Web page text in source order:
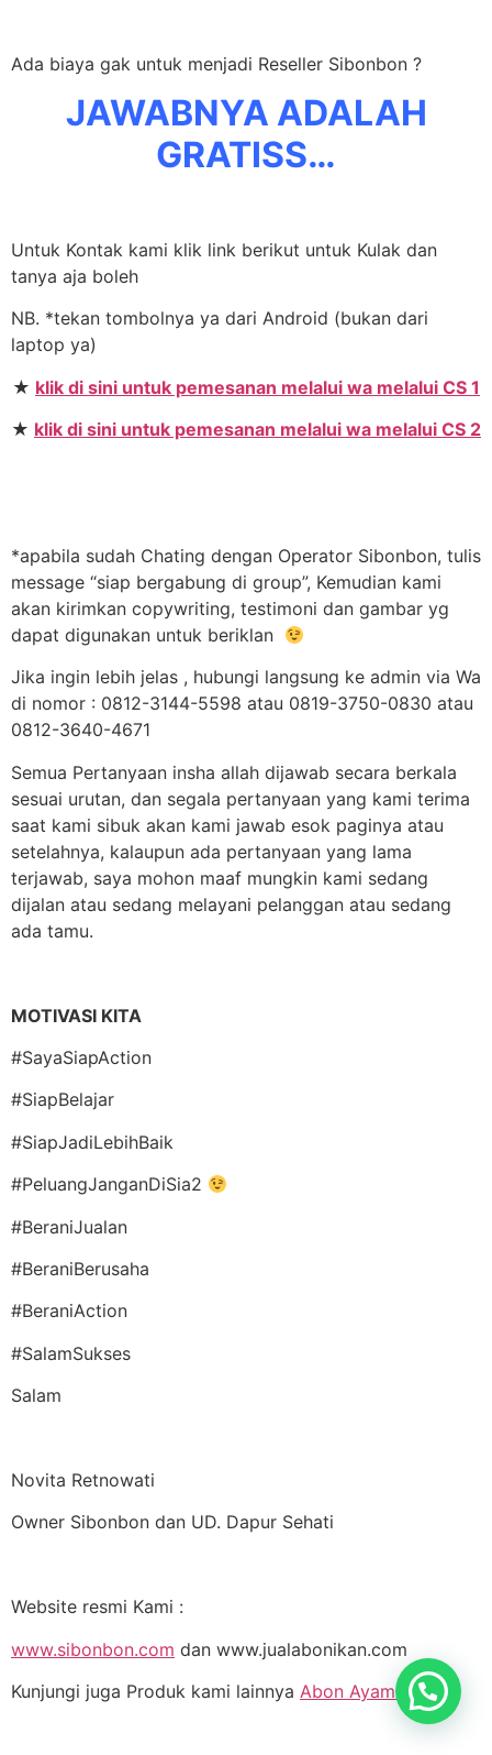
Ada biaya gak untuk menjadi Reseller Sibonbon ?
JAWABNYA ADALAH
GRATISS…
Untuk Kontak kami klik link berikut untuk Kulak dan
tanya aja boleh
NB. *tekan tombolnya ya dari Android (bukan dari
laptop ya)
★ klik di sini untuk pemesanan melalui wa melalui CS 1
★ klik di sini untuk pemesanan melalui wa melalui CS 2
*apabila sudah Chating dengan Operator Sibonbon, tulis
message “siap bergabung di group”, Kemudian kami
akan kirimkan copywriting, testimoni dan gambar yg
dapat digunakan untuk beriklan
Jika ingin lebih jelas , hubungi langsung ke admin via Wa
di nomor : 0812-3144-5598 atau 0819-3750-0830 atau
0812-3640-4671
Semua Pertanyaan insha allah dijawab secara berkala
sesuai urutan, dan segala pertanyaan yang kami terima
saat kami sibuk akan kami jawab esok paginya atau
setelahnya, kalaupun ada pertanyaan yang lama
terjawab, saya mohon maaf mungkin kami sedang
dijalan atau sedang melayani pelanggan atau sedang
ada tamu.
MOTIVASI KITA
#SayaSiapAction
#SiapBelajar
#SiapJadiLebihBaik
#PeluangJanganDiSia2
#BeraniJualan
#BeraniBerusaha
#BeraniAction
#SalamSukses
Salam
Novita Retnowati
Owner Sibonbon dan UD. Dapur Sehati
Website resmi Kami :
www.sibonbon.com dan www.jualabonikan.com
Kunjungi juga Produk kami lainnya Abon Ayam Pedas